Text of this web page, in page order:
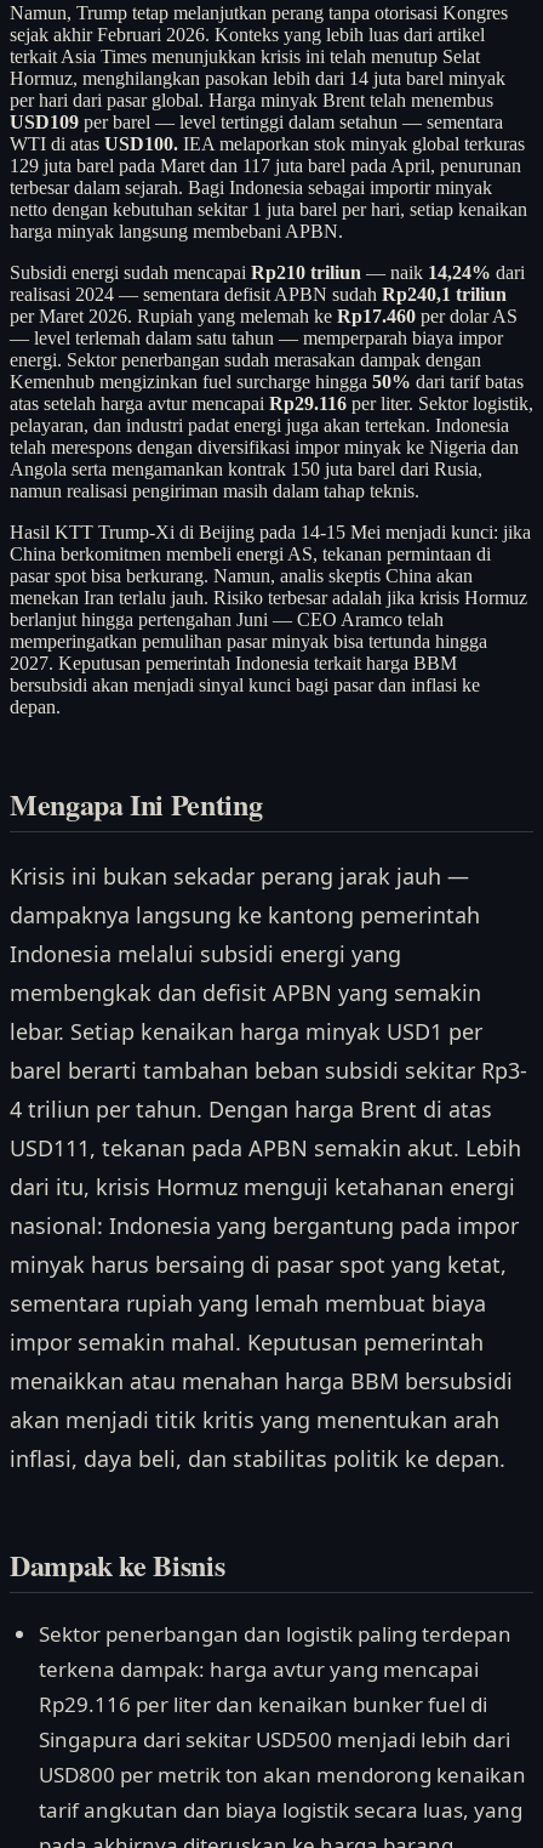
Namun, Trump tetap melanjutkan perang tanpa otorisasi Kongres
sejak akhir Februari 2026. Konteks yang lebih luas dari artikel
terkait Asia Times menunjukkan krisis ini telah menutup Selat
Hormuz, menghilangkan pasokan lebih dari 14 juta barel minyak
per hari dari pasar global. Harga minyak Brent telah menembus
USD109 per barel — level tertinggi dalam setahun — sementara
WTI di atas USD100. IEA melaporkan stok minyak global terkuras
129 juta barel pada Maret dan 117 juta barel pada April, penurunan
terbesar dalam sejarah. Bagi Indonesia sebagai importir minyak
netto dengan kebutuhan sekitar 1 juta barel per hari, setiap kenaikan
harga minyak langsung membebani APBN.
Subsidi energi sudah mencapai Rp210 triliun — naik 14,24% dari
realisasi 2024 — sementara defisit APBN sudah Rp240,1 triliun
per Maret 2026. Rupiah yang melemah ke Rp17.460 per dolar AS
— level terlemah dalam satu tahun — memperparah biaya impor
energi. Sektor penerbangan sudah merasakan dampak dengan
Kemenhub mengizinkan fuel surcharge hingga 50% dari tarif batas
atas setelah harga avtur mencapai Rp29.116 per liter. Sektor logistik,
pelayaran, dan industri padat energi juga akan tertekan. Indonesia
telah merespons dengan diversifikasi impor minyak ke Nigeria dan
Angola serta mengamankan kontrak 150 juta barel dari Rusia,
namun realisasi pengiriman masih dalam tahap teknis.
Hasil KTT Trump-Xi di Beijing pada 14-15 Mei menjadi kunci: jika
China berkomitmen membeli energi AS, tekanan permintaan di
pasar spot bisa berkurang. Namun, analis skeptis China akan
menekan Iran terlalu jauh. Risiko terbesar adalah jika krisis Hormuz
berlanjut hingga pertengahan Juni — CEO Aramco telah
memperingatkan pemulihan pasar minyak bisa tertunda hingga
2027. Keputusan pemerintah Indonesia terkait harga BBM
bersubsidi akan menjadi sinyal kunci bagi pasar dan inflasi ke
depan.
Mengapa Ini Penting
Krisis ini bukan sekadar perang jarak jauh —
dampaknya langsung ke kantong pemerintah
Indonesia melalui subsidi energi yang
membengkak dan defisit APBN yang semakin
lebar. Setiap kenaikan harga minyak USD1 per
barel berarti tambahan beban subsidi sekitar Rp3-
4 triliun per tahun. Dengan harga Brent di atas
USD111, tekanan pada APBN semakin akut. Lebih
dari itu, krisis Hormuz menguji ketahanan energi
nasional: Indonesia yang bergantung pada impor
minyak harus bersaing di pasar spot yang ketat,
sementara rupiah yang lemah membuat biaya
impor semakin mahal. Keputusan pemerintah
menaikkan atau menahan harga BBM bersubsidi
akan menjadi titik kritis yang menentukan arah
inflasi, daya beli, dan stabilitas politik ke depan.
Dampak ke Bisnis
Sektor penerbangan dan logistik paling terdepan
terkena dampak: harga avtur yang mencapai
Rp29.116 per liter dan kenaikan bunker fuel di
Singapura dari sekitar USD500 menjadi lebih dari
USD800 per metrik ton akan mendorong kenaikan
tarif angkutan dan biaya logistik secara luas, yang